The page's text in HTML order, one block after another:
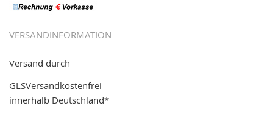
VERSANDINFORMATION
Versand durch
GLSVersandkostenfrei
innerhalb Deutschland*